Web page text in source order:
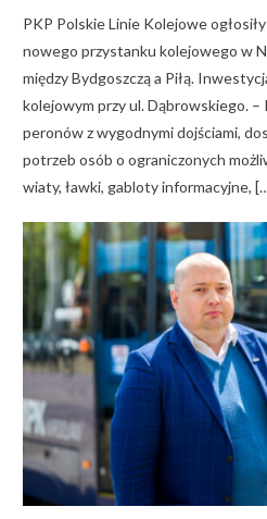
PKP Polskie Linie Kolejowe
nowego przystanku kolejowego w
między Bydgoszczą a Piłą.
kolejowym przy ul. Dąbrowskiego.
peronów z wygodnymi dojściami,
potrzeb osób o ograniczonych
wiaty, ławki, gabloty informacyjne,